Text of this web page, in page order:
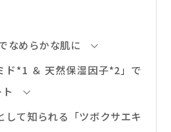
なめらかな肌に
ド*1 ＆ 天然保湿因子*2」で
して知られる「ツボクサエキ